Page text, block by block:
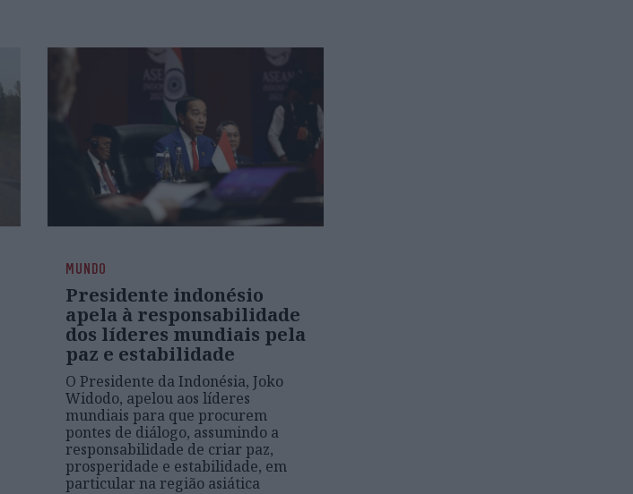
MUNDO
Presidente indonésio
apela à responsabilidade
dos líderes mundiais pela
paz e estabilidade
O Presidente da Indonésia, Joko
Widodo, apelou aos líderes
mundiais para que procurem
pontes de diálogo, assumindo a
responsabilidade de criar paz,
prosperidade e estabilidade, em
particular na região asiática